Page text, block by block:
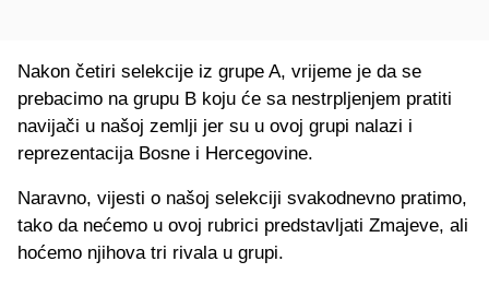
Nakon četiri selekcije iz grupe A, vrijeme je da se
prebacimo na grupu B koju će sa nestrpljenjem pratiti
navijači u našoj zemlji jer su u ovoj grupi nalazi i
reprezentacija Bosne i Hercegovine.
Naravno, vijesti o našoj selekciji svakodnevno pratimo,
tako da nećemo u ovoj rubrici predstavljati Zmajeve, ali
hoćemo njihova tri rivala u grupi.